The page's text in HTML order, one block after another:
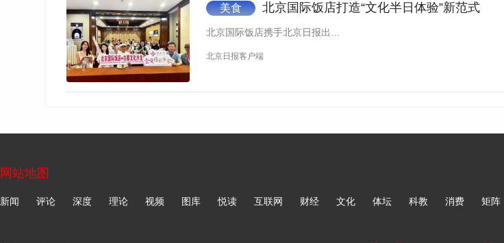
活动场地位于北京国际饭店东花园，紧邻长安街，交通便利。花园内布置暖黄色灯光
美食 北京国际饭店打造“文化半日体验”新范式
北京国际饭店携手北京日报出…
北京日报客户端
网站地图
新闻 评论 深度 理论 视频 图库 悦读 互联网 财经 文化 体坛 科教 消费 矩阵